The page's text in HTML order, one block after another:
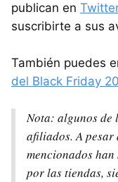
publican en
suscribirte a sus
También puedes
del Black Friday
Nota: algunos de
afiliados. A
mencionados
por las tiendas,